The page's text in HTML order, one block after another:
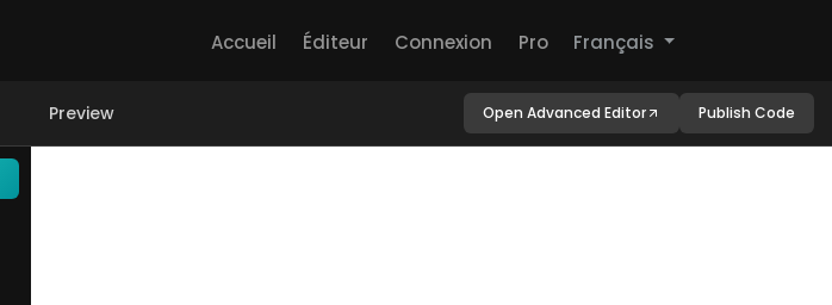
Accueil Éditeur Connexion Pro Français
Preview Open Advanced Editor Publish Code